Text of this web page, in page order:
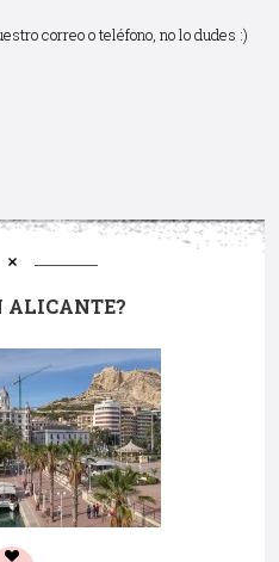
correo o teléfono, no lo dudes :)
ALICANTE?